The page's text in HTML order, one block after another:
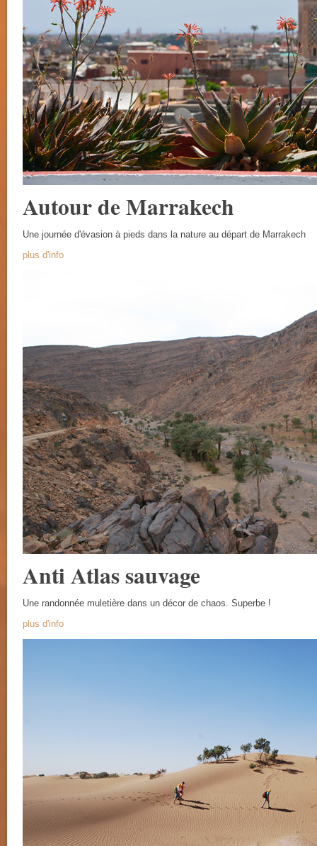
Autour de Marrakech
Une journée d'évasion à pieds dans la nature au départ de Marrakech
plus d'info
Anti Atlas sauvage
Une randonnée muletière dans un décor de chaos. Superbe !
plus d'info